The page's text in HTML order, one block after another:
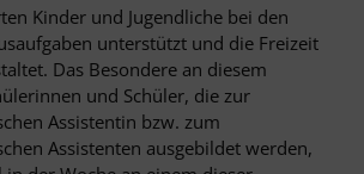
Kinder und Jugendliche bei den
unterstützt und die Freizeit
Das Besondere an diesem
und Schüler, die zur
Assistentin bzw. zum
Assistenten ausgebildet werden,